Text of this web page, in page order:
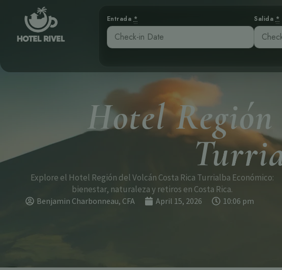
Entrada * Salida *
Hotel
Explore el Hotel Región del Volcán Costa Rica Turrialba Económico:
bienestar, naturaleza y retiros en Costa Rica.
Benjamin Charbonneau, CFA April 15, 2026 10:06 pm